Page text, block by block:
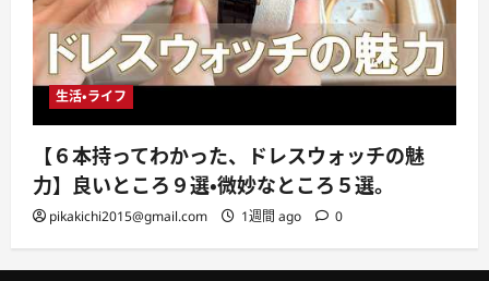
生活・ライフ
【６本持ってわかった、ドレスウォッチの魅
力】良いところ９選・微妙なところ５選。
pikakichi2015@gmail.com 1週間 ago 0